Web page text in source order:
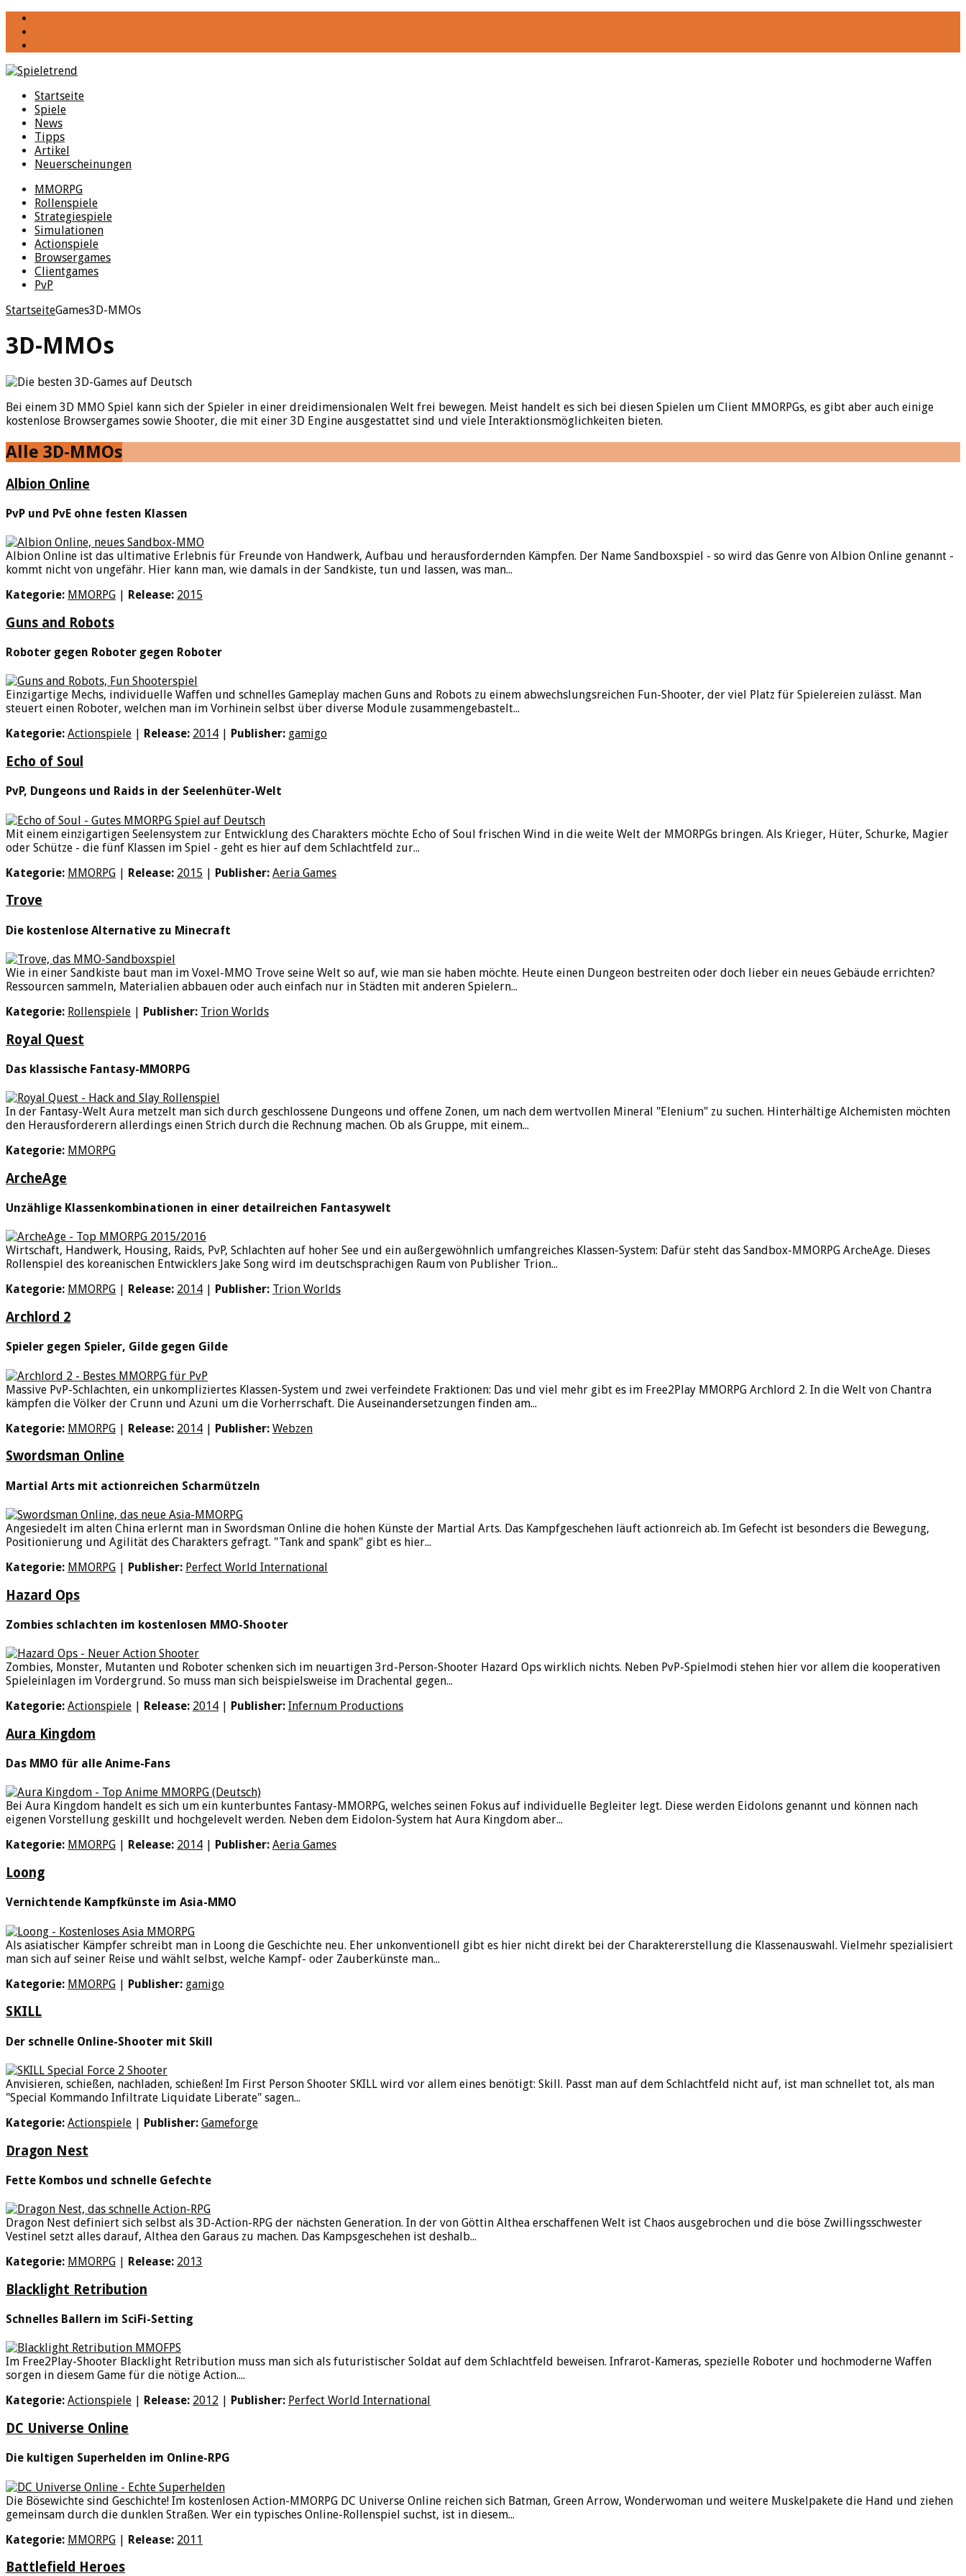
Startseite
Spiele
News
Tipps
Artikel
Neuerscheinungen
MMORPG
Rollenspiele
Strategiespiele
Simulationen
Actionspiele
Browsergames
Clientgames
PvP
StartseiteGames3D-MMOs
3D-MMOs
Bei einem 3D MMO Spiel kann sich der Spieler in einer dreidimensionalen Welt frei bewegen. Meist handelt es sich bei diesen Spielen um Client MMORPGs, es gibt aber auch einige
kostenlose Browsergames sowie Shooter, die mit einer 3D Engine ausgestattet sind und viele Interaktionsmöglichkeiten bieten.
Alle 3D-MMOs
Albion Online
PvP und PvE ohne festen Klassen
Albion Online ist das ultimative Erlebnis für Freunde von Handwerk, Aufbau und herausfordernden Kämpfen. Der Name Sandboxspiel - so wird das Genre von Albion Online genannt -
kommt nicht von ungefähr. Hier kann man, wie damals in der Sandkiste, tun und lassen, was man...
Kategorie: MMORPG Release: 2015
Guns and Robots
Roboter gegen Roboter gegen Roboter
Einzigartige Mechs, individuelle Waffen und schnelles Gameplay machen Guns and Robots zu einem abwechslungsreichen Fun-Shooter, der viel Platz für Spielereien zulässt. Man
steuert einen Roboter, welchen man im Vorhinein selbst über diverse Module zusammengebastelt...
Kategorie: Actionspiele Release: 2014 Publisher: gamigo
Echo of Soul
PvP, Dungeons und Raids in der Seelenhüter-Welt
Mit einem einzigartigen Seelensystem zur Entwicklung des Charakters möchte Echo of Soul frischen Wind in die weite Welt der MMORPGs bringen. Als Krieger, Hüter, Schurke, Magier
oder Schütze - die fünf Klassen im Spiel - geht es hier auf dem Schlachtfeld zur...
Kategorie: MMORPG | Release: 2015 | Publisher: Aeria Games
Trove
Die kostenlose Alternative zu Minecraft
Wie in einer Sandkiste baut man im Voxel-MMO Trove seine Welt so auf, wie man sie haben möchte. Heute einen Dungeon bestreiten oder doch lieber ein neues Gebäude errichten?
Ressourcen sammeln, Materialien abbauen oder auch einfach nur in Städten mit anderen Spielern...
Kategorie: Rollenspiele | Publisher: Trion Worlds
Royal Quest
Das klassische Fantasy-MMORPG
In der Fantasy-Welt Aura metzelt man sich durch geschlossene Dungeons und offene Zonen, um nach dem wertvollen Mineral "Elenium" zu suchen. Hinterhältige Alchemisten möchten
den Herausforderern allerdings einen Strich durch die Rechnung machen. Ob als Gruppe, mit einem...
Kategorie: MMORPG
ArcheAge
Unzählige Klassenkombinationen in einer detailreichen Fantasywelt
Wirtschaft, Handwerk, Housing, Raids, PvP, Schlachten auf hoher See und ein außergewöhnlich umfangreiches Klassen-System: Dafür steht das Sandbox-MMORPG ArcheAge. Dieses
Rollenspiel des koreanischen Entwicklers Jake Song wird im deutschsprachigen Raum von Publisher Trion...
Kategorie: MMORPG Release: 2014 Publisher: Trion Worlds
Archlord 2
Spieler gegen Spieler, Gilde gegen Gilde
Massive PvP-Schlachten, ein unkompliziertes Klassen-System und zwei verfeindete Fraktionen: Das und viel mehr gibt es im Free2Play MMORPG Archlord 2. In die Welt von Chantra
kämpfen die Völker der Crunn und Azuni um die Vorherrschaft. Die Auseinandersetzungen finden am...
Kategorie: MMORPG | Release: 2014 | Publisher: Webzen
Swordsman Online
Martial Arts mit actionreichen Scharmützeln
Angesiedelt im alten China erlernt man in Swordsman Online die hohen Künste der Martial Arts. Das Kampfgeschehen läuft actionreich ab. Im Gefecht ist besonders die Bewegung,
Positionierung und Agilität des Charakters gefragt. "Tank and spank" gibt es hier...
Kategorie: MMORPG | Publisher: Perfect World International
Hazard Ops
Zombies schlachten im kostenlosen MMO-Shooter
Zombies, Monster, Mutanten und Roboter schenken sich im neuartigen 3rd-Person-Shooter Hazard Ops wirklich nichts. Neben PvP-Spielmodi stehen hier vor allem die kooperativen
Spieleinlagen im Vordergrund. So muss man sich beispielsweise im Drachental gegen...
Kategorie: Actionspiele Release: 2014 Publisher: Infernum Productions
Aura Kingdom
Das MMO für alle Anime-Fans
Bei Aura Kingdom handelt es sich um ein kunterbuntes Fantasy-MMORPG, welches seinen Fokus auf individuelle Begleiter legt. Diese werden Eidolons genannt und können nach
eigenen Vorstellung geskillt und hochgelevelt werden. Neben dem Eidolon-System hat Aura Kingdom aber...
Kategorie: MMORPG Release: 2014 Publisher: Aeria Games
Loong
Vernichtende Kampfkünste im Asia-MMO
Als asiatischer Kämpfer schreibt man in Loong die Geschichte neu. Eher unkonventionell gibt es hier nicht direkt bei der Charaktererstellung die Klassenauswahl. Vielmehr spezialisiert
man sich auf seiner Reise und wählt selbst, welche Kampf- oder Zauberkünste man...
Kategorie: MMORPG | Publisher: gamigo
SKILL
Der schnelle Online-Shooter mit Skill
Anvisieren, schießen, nachladen, schießen! Im First Person Shooter SKILL wird vor allem eines benötigt: Skill. Passt man auf dem Schlachtfeld nicht auf, ist man schnellet tot, als man
"Special Kommando Infiltrate Liquidate Liberate" sagen...
Kategorie: Actionspiele | Publisher: Gameforge
Dragon Nest
Fette Kombos und schnelle Gefechte
Dragon Nest definiert sich selbst als 3D-Action-RPG der nächsten Generation. In der von Göttin Althea erschaffenen Welt ist Chaos ausgebrochen und die böse Zwillingsschwester
Vestinel setzt alles darauf, Althea den Garaus zu machen. Das Kampsgeschehen ist deshalb...
Kategorie: MMORPG Release: 2013
Blacklight Retribution
Schnelles Ballern im SciFi-Setting
Im Free2Play-Shooter Blacklight Retribution muss man sich als futuristischer Soldat auf dem Schlachtfeld beweisen. Infrarot-Kameras, spezielle Roboter und hochmoderne Waffen
sorgen in diesem Game für die nötige Action....
Kategorie: Actionspiele Release: 2012 Publisher: Perfect World International
DC Universe Online
Die kultigen Superhelden im Online-RPG
Die Bösewichte sind Geschichte! Im kostenlosen Action-MMORPG DC Universe Online reichen sich Batman, Green Arrow, Wonderwoman und weitere Muskelpakete die Hand und ziehen
gemeinsam durch die dunklen Straßen. Wer ein typisches Online-Rollenspiel suchst, ist in diesem...
Kategorie: MMORPG | Release: 2011
Battlefield Heroes